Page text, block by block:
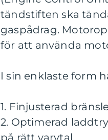
tändstiften ska
gaspådrag.
för att använda
I sin enklaste form
1. Finjusterad
2. Optimerad
på rätt varvtal.